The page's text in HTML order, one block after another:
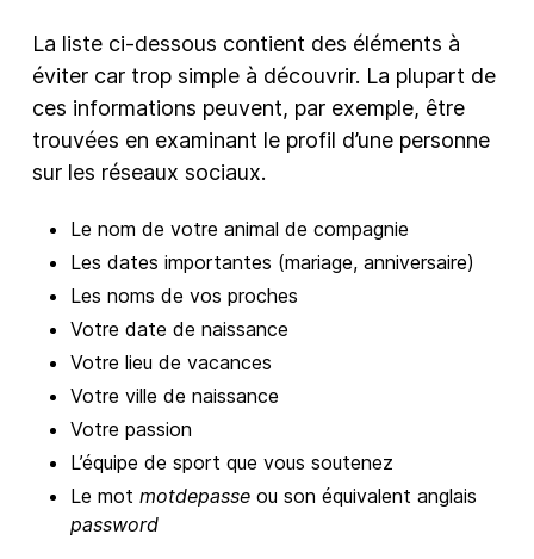
La liste ci-dessous contient des éléments à
éviter car trop simple à découvrir. La plupart de
ces informations peuvent, par exemple, être
trouvées en examinant le profil d’une personne
sur les réseaux sociaux.
Le nom de votre animal de compagnie
Les dates importantes (mariage, anniversaire)
Les noms de vos proches
Votre date de naissance
Votre lieu de vacances
Votre ville de naissance
Votre passion
L’équipe de sport que vous soutenez
Le mot motdepasseou son équivalent anglais
password